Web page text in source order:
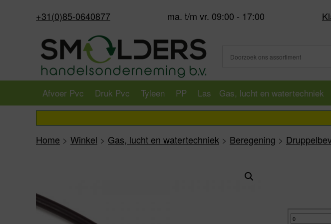
+31(0)85-0640877 ma. t/m vr. 09:00 - 17:00
Afvoer Pvc Druk Pvc Tyleen PP Las Gas, lucht en watertechniek
Home > Winkel > Gas, lucht en watertechniek > Beregening >
Netafim
capillairslang